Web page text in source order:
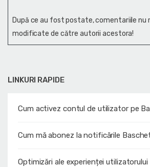
LINKURI RAPIDE
Cum activez contul de utilizator pe
Cum mă abonez la notificările
Optimizări ale experienței utilizatorului
După ce au fost postate, comentariile nu
modificate de către autorii acestora!